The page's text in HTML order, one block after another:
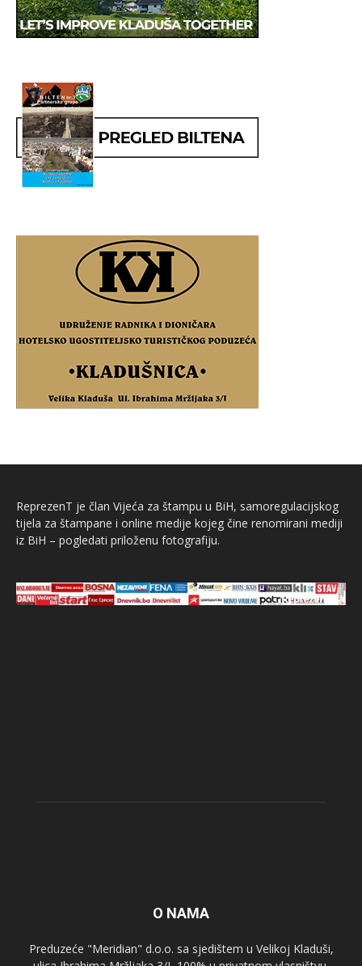
ReprezenT je član Vijeća za štampu u BiH, samoregulacijskog
tijela za štampane i online medije kojeg čine renomirani mediji
iz BiH – pogledati priloženu fotografiju.
O NAMA
Preduzeće "Meridian" d.o.o. sa sjedištem u Velikoj Kladuši,